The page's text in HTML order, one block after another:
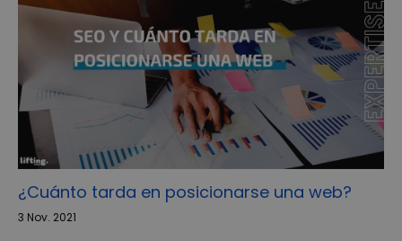
¿Cuánto tarda en posicionarse una web?
3 Nov. 2021